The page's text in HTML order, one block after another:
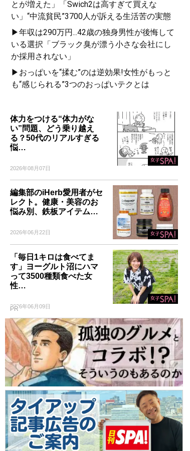
とが増えた」「Swich2は高すぎて買えな
い」“中流貧民”3700人が訴える生活苦の実態
▶年収は290万円...42歳の独身男性が後悔して
いる選択「ブラック臭が漂う小さな会社にし
か採用されない」
▶おっぱいを“揉む”のは逆効果!女性がもっと
も“感じられる”3つのおっぱいテクとは
体力をつける“体力がな
い”問題、どう乗り越え
る？50代のリアルすぎる
悩…
2026年08月07日
編集部のiHerb愛用者がセ
レクト。健康・美容のお
悩み別、鉄板アイテム…
2026年06月22日
「毎日1キロは食べてま
す」ヨーグルト沼にハマ
って3500種類食べた女
性…
2026年06月09日
PR